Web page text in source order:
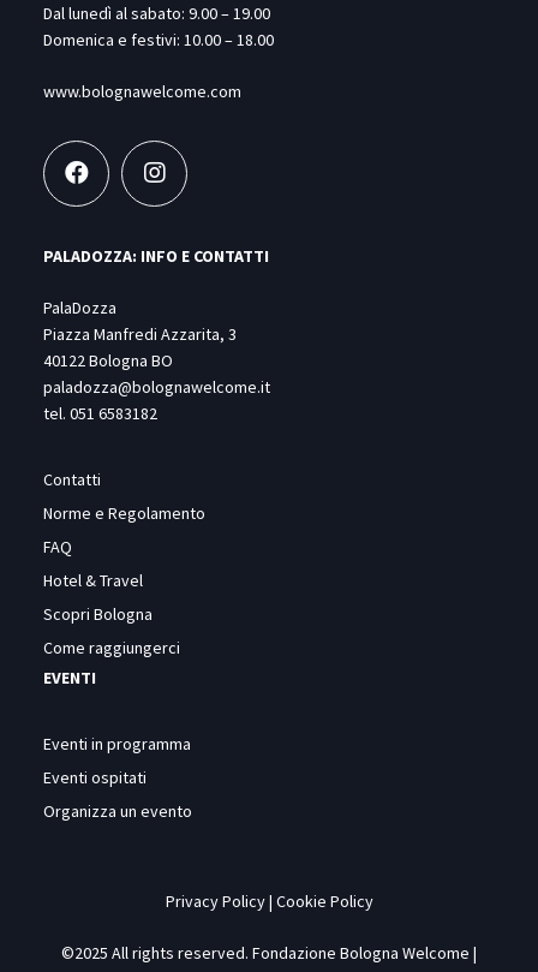
Dal lunedì al sabato: 9.00 – 19.00
Domenica e festivi: 10.00 – 18.00
www.bolognawelcome.com
PALADOZZA: INFO E CONTATTI
PalaDozza
Piazza Manfredi Azzarita, 3
40122 Bologna BO
paladozza@bolognawelcome.it
tel. 051 6583182
Contatti
Norme e Regolamento
FAQ
Hotel & Travel
Scopri Bologna
Come raggiungerci
EVENTI
Eventi in programma
Eventi ospitati
Organizza un evento
Privacy Policy| Cookie Policy
©2025 All rights reserved. Fondazione Bologna Welcome |